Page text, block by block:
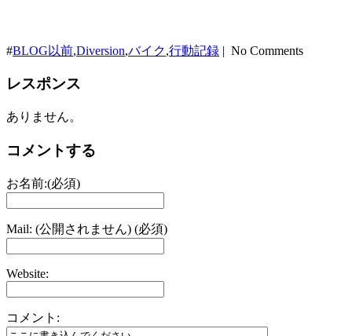
#BLOG以前,Diversion,バイク,行動記録 | No Comments
レスポンス
ありません。
コメントする
お名前:(必須)
Mail: (公開されません) (必須)
Website:
コメント: